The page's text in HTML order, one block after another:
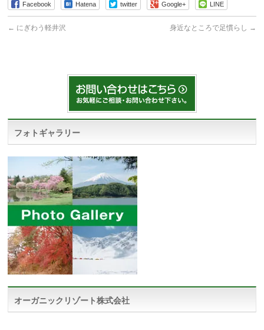
Facebook Hatena twitter Google+ LINE
← にぎわう軽井沢 身近なところで足慣らし →
フォトギャラリー
オーガニックリゾート株式会社